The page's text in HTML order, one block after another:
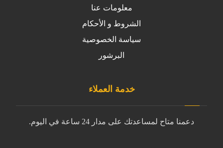
معلومات عنا
الشروط و الأحكام
سياسة الخصوصية
البرشور
خدمة العملاء
دعمنا متاح لمساعدتك على مدار 24 ساعة في اليوم.